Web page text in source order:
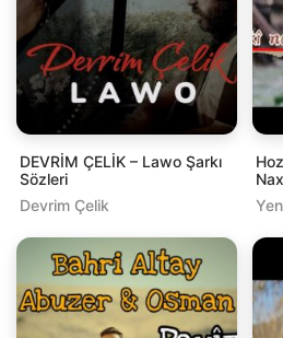
DEVRİM ÇELİK – Lawo Şarkı
Sözleri
Devrim Çelik